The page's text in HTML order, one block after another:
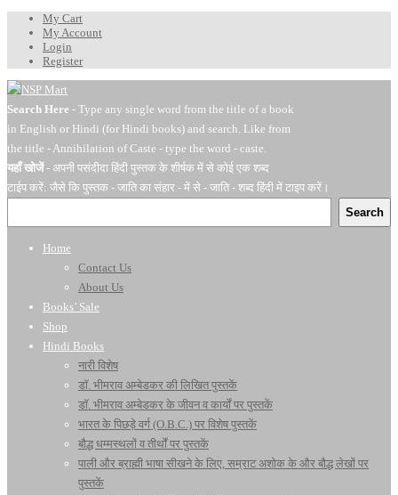
My Cart
My Account
Login
Register
Search Here - Type any single word from the title of a book
in English or Hindi (for Hindi books) and search. Like from
the title - Annihilation of Caste - type the word - caste.
यहाँ खोजें- अपनी पसंदीदा हिंदी पुस्तक के शीर्षक में से कोई एक शब्द
टाईप करें: जैसे कि पुस्तक - जाति का संहार - में से - जाति - शब्द हिंदी में टाइप करें।
Search
Home
Contact Us
About Us
Books’ Sale
Shop
Hindi Books
नारी विशेष
डॉ. भीमराव अम्बेडकर की लिखित पुस्तकें
डॉ. भीमराव अम्बेडकर के जीवन व कार्यों पर पुस्तकें
भारत के पिछड़े वर्ग (O.B.C.) पर विशेष पुस्तकें
बौद्ध धम्मस्थलों व तीर्थों पर पुस्तकें
पाली और ब्राह्मी भाषा सीखने के लिए, सम्राट अशोक के और बौद्ध लेखों पर
पुस्तकें